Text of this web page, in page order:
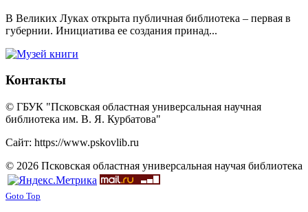
В Великих Луках открыта публичная библиотека – первая в
губернии. Инициатива ее создания принад...
Контакты
© ГБУК "Псковская областная универсальная научная
библиотека им. В. Я. Курбатова"
Сайт: https://www.pskovlib.ru
© 2026 Псковская областная универсальная научая библиотека
Goto Top